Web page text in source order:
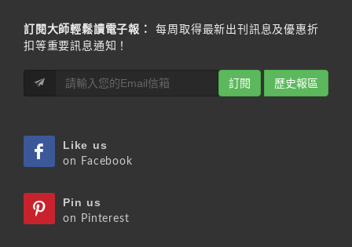
訂閱大師輕鬆讀電子報：
每周取得最新出刊訊息及優惠折
扣等重要訊息通知！
訂閱 歷史報區
Like us
on Facebook
Pin us
on Pinterest